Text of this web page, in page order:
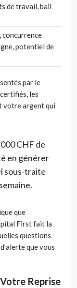
de travail, bail
concurrence
potentiel de
par le
les
votre argent qui
CHF de
en générer
sous-traite
que
First fait la
questions
que vous
Reprise